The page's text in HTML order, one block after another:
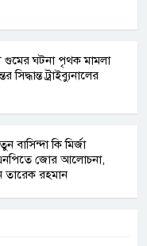
গুমের ঘটনা পৃথক মামলা
সিদ্ধান্ত ট্রাইব্যুনালের
বাসিন্দা কি মির্জা
জোর আলোচনা,
তারেক রহমান